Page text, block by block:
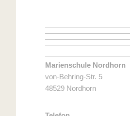
Marienschule Nordhorn
von-Behring-Str. 5
48529 Nordhorn